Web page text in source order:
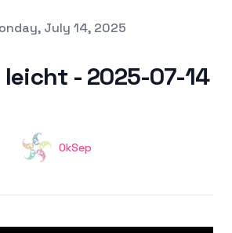
July 14, 2025
leicht - 2025-07-14
OkSep